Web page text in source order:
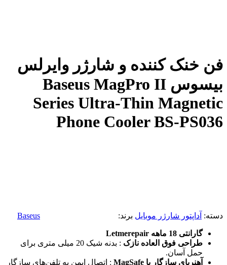
فن خنک کننده و شارژر وایرلس
بیسوس Baseus MagPro II
Series Ultra-Thin Magnetic
Phone Cooler BS-PS036
دسته: آداپتور شارژر موبایل برند: Baseus
گارانتی 18 ماهه Letmerepair
طراحی فوق العاده نازک
: بدنه شیک 20 میلی متری برای
حمل آسان.
آهنربای سازگار با MagSafe
: اتصال ایمن به تلفن‌های سازگار